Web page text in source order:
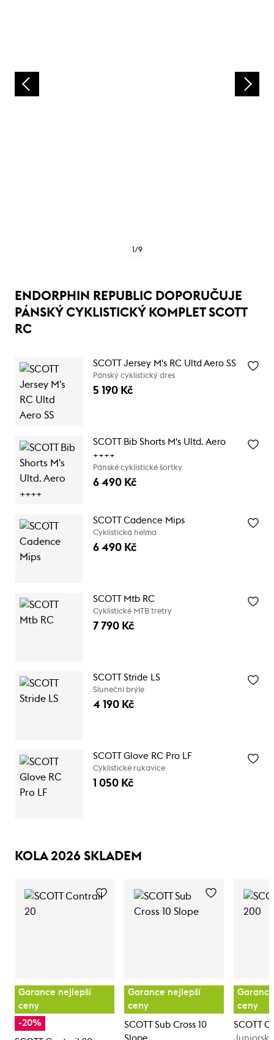
/9
ENDORPHIN REPUBLIC DOPORUČUJE
PÁNSKÝ CYKLISTICKÝ KOMPLET SCOTT
RC
SCOTT Jersey M's RC Ultd Aero SS
Pánský cyklistický dres
5 190 Kč
SCOTT Bib Shorts M's Ultd. Aero
++++
Pánské cyklistické šortky
6 490 Kč
SCOTT Cadence Mips
Cyklistická helma
6 490 Kč
SCOTT Mtb RC
Cyklistické MTB tretry
7 790 Kč
SCOTT Stride LS
Sluneční brýle
4 190 Kč
SCOTT Glove RC Pro LF
Cyklistické rukavice
1 050 Kč
KOLA 2026 SKLADEM
Garance nejlepší
ceny
-20%
Garance nejlepší
ceny
SCOTT Sub Cross 10
ceny
SCOTT